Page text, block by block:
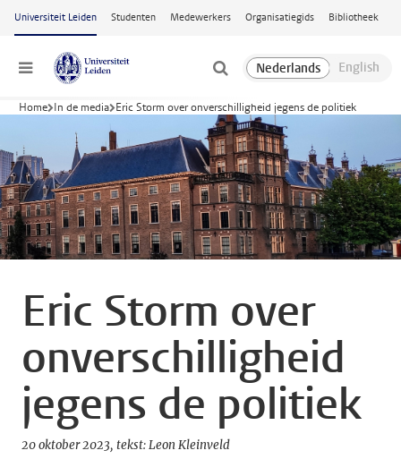
Ga naar hoofdinhoud
Universiteit Leiden Studenten Medewerkers Organisatiegids Bibliotheek
Menu
Home In de media Eric Storm over onverschilligheid jegens de politiek
Eric Storm over
onverschilligheid
jegens de politiek
20 oktober 2023 tekst: Leon Kleinveld